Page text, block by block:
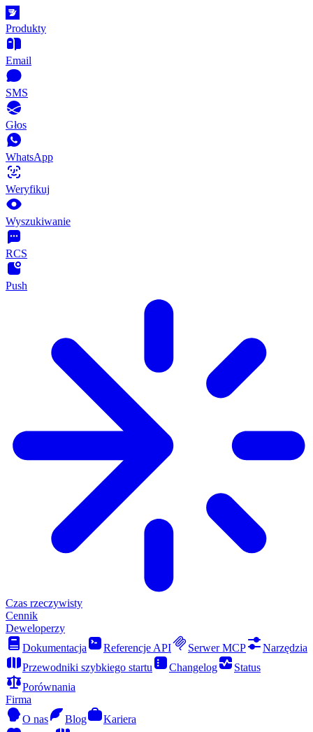
Produkty
Email
SMS
Głos
WhatsApp
Weryfikuj
Wyszukiwanie
RCS
Push
Czas rzeczywisty
Cennik
Deweloperzy
Dokumentacja
Referencje API Serwer MCP
Narzędzia
Przewodniki szybkiego startu
Changelog
Status
Porównania
Firma
O nas
Blog
Kariera